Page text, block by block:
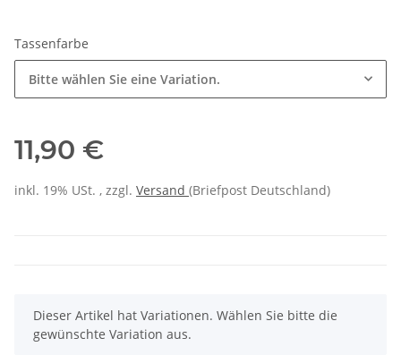
Tassenfarbe
Bitte wählen Sie eine Variation.
11,90 €
inkl. 19% USt. , zzgl. Versand (Briefpost Deutschland)
x
Dieser Artikel hat Variationen. Wählen Sie bitte die
gewünschte Variation aus.